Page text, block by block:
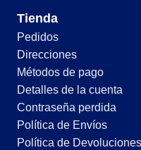
Tienda
Pedidos
Direcciones
Métodos de pago
Detalles de la cuenta
Contraseña perdida
Política de Envíos
Política de